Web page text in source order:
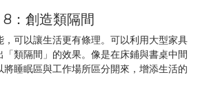
：創造類隔間
，可以讓生活更有條理。可以利用大型家具
「類隔間」的效果。像是在床鋪與書桌中間
睡眠區與工作場所區分開來，增添生活的